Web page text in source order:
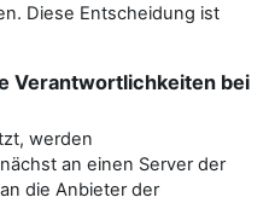
Diese Entscheidung ist
Verantwortlichkeiten bei
werden
an einen Server der
die Anbieter der